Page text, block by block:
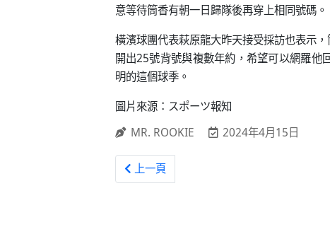
意等待筒香有朝一日歸隊後再穿上相同號碼。
橫濱球團代表萩原龍大昨天接受採訪也表示
開出25號背號與複數年約，希望可以網羅他
明的這個球季。
圖片來源：スポーツ報知
MR. ROOKIE
2024年4月15日
上一篇文章: 日職 / 筒香嘉智返日後首度一
上一頁